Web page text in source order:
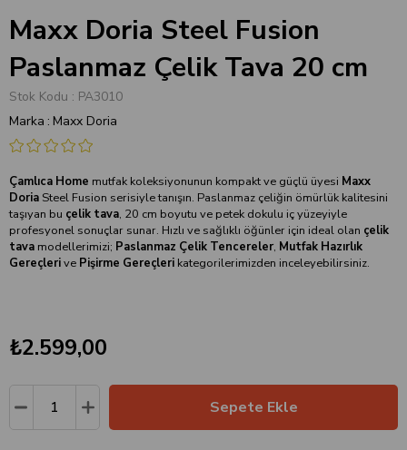
Maxx Doria Steel Fusion
Paslanmaz Çelik Tava 20 cm
Stok Kodu
PA3010
Marka : Maxx Doria
Çamlıca Home mutfak koleksiyonunun kompakt ve güçlü üyesi Maxx
Doria Steel Fusion serisiyle tanışın. Paslanmaz çeliğin ömürlük kalitesini
taşıyan bu çelik tava, 20 cm boyutu ve petek dokulu iç yüzeyiyle
profesyonel sonuçlar sunar. Hızlı ve sağlıklı öğünler için ideal olan çelik
tava modellerimizi; Paslanmaz Çelik Tencereler, Mutfak Hazırlık
Gereçlerive Pişirme Gereçleri kategorilerimizden inceleyebilirsiniz.
₺2.599,00